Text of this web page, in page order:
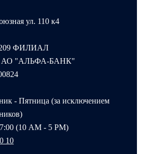
ул. 110 к4
ФИЛИАЛ
"АЛЬФА-БАНК"
- Пятница (за исключением
(10 AM - 5 PM)
10‬